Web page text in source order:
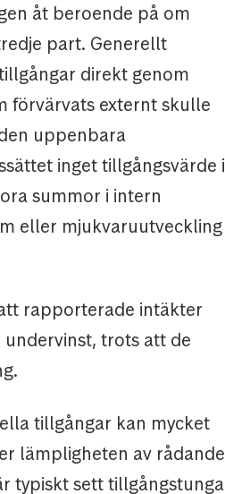
åt beroende på om
part. Generellt
direkt genom
förvärvats externt skulle
uppenbara
inget tillgångsvärde i
summor i intern
eller mjukvaruutveckling
rapporterade intäkter
undervinst, trots att de
tillgångar kan mycket
lämpligheten av rådande
typiskt sett tillgångstunga